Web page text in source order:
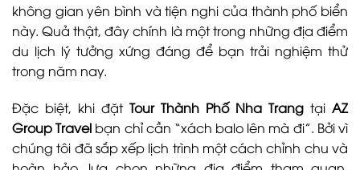
không gian yên bình và tiện nghi của thành phố biển
này. Quả thật, đây chính là một trong những địa điểm
du lịch lý tưởng xứng đáng để bạn trải nghiệm thử
trong năm nay.
Đặc biệt, khi đặt Tour Thành Phố Nha Trang tại AZ
Group Travel bạn chỉ cần “xách balo lên mà đi”. Bởi vì
chúng tôi đã sắp xếp lịch trình một cách chỉnh chu và